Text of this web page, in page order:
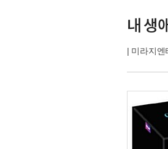
내 생
| 미라지엔